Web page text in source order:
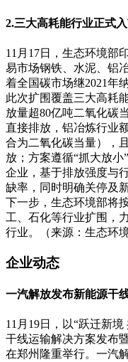
2.三大高耗能行业正式
11月17日，生态环境部
易市场钢铁、水泥、铝
着全国碳市场继2021年
此次扩围覆盖三大高耗
放量超80亿吨二氧化碳
直接排放，铝冶炼行业
合为二氧化碳当量），
放；方案遵循“抓大放
企业，基于排放强度与
缺率，同时明确关停及
下一步，生态环境部将
工、石化等行业扩围，
行业。（来源：生态环境
企业动态
一汽解放发布新能源干
11月19日，以“跃迁新
干线运输解决方案发布
在郑州隆重举行。一汽